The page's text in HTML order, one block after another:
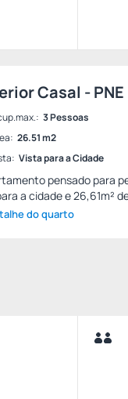
Casal - PNE
3 Pessoas
26.51 m2
Vista para a Cidade
pensado para
a cidade e 26,61m²
do quarto